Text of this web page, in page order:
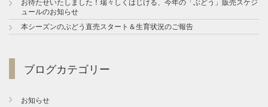
i
o
n
お待たせいたしました！瑞々しくはじける、今年の「ぶどう」販売スケジ
ュールのお知らせ
本シーズンのぶどう直売スタート＆生育状況のご報告
ブログカテゴリー
お知らせ